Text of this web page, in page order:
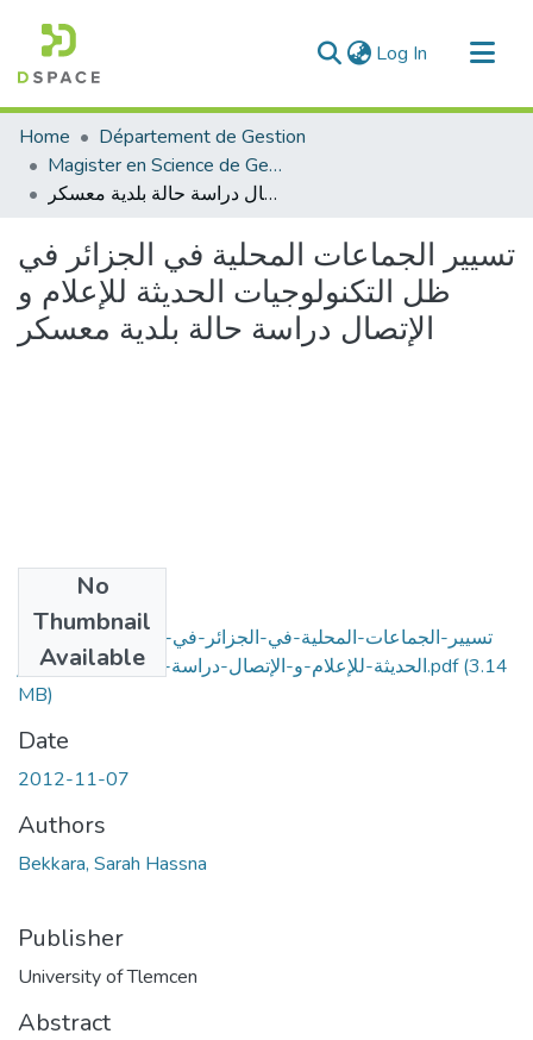
Log In (current)
Communities & Collections
All of DSpace
Statistics
Home
Département de Gestion
Magister en Science de Gestion
تسيير الجماعات المحلية في الجزائر في ظل التكنولوجيات الحديثة للإعلام و الإتصال دراسة حالة بلدية معسكر
تسيير الجماعات المحلية في الجزائر في
ظل التكنولوجيات الحديثة للإعلام و
الإتصال دراسة حالة بلدية معسكر
No
Thumbnail
Available
تسيير-الجماعات-المحلية-في-الجزائر-في-ظل-التكنولوجيات-
الحديثة-للإعلام-و-الإتصال-دراسة-حالة-بلدية-معسكر.pdf(3.14
MB)
Date
2012-11-07
Authors
Bekkara, Sarah Hassna
Publisher
University of Tlemcen
Abstract